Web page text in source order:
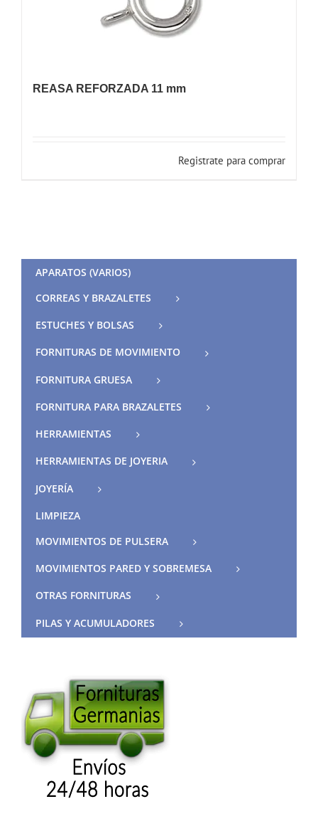
REASA REFORZADA 11 mm
Registrate para comprar
APARATOS (VARIOS)
CORREAS Y BRAZALETES
ESTUCHES Y BOLSAS
FORNITURAS DE MOVIMIENTO
FORNITURA GRUESA
FORNITURA PARA BRAZALETES
HERRAMIENTAS
HERRAMIENTAS DE JOYERIA
JOYERÍA
LIMPIEZA
MOVIMIENTOS DE PULSERA
MOVIMIENTOS PARED Y SOBREMESA
OTRAS FORNITURAS
PILAS Y ACUMULADORES